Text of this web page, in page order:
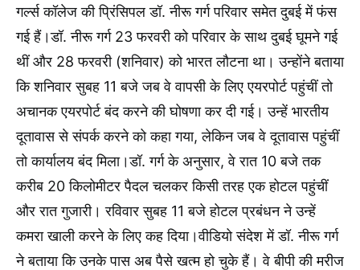
गर्ल्स कॉलेज की प्रिंसिपल डॉ. नीरू गर्ग परिवार समेत दुबई में फंस
गई हैं।डॉ. नीरू गर्ग 23 फरवरी को परिवार के साथ दुबई घूमने गई
थीं और 28 फरवरी (शनिवार) को भारत लौटना था। उन्होंने बताया
कि शनिवार सुबह 11 बजे जब वे वापसी के लिए एयरपोर्ट पहुंचीं तो
अचानक एयरपोर्ट बंद करने की घोषणा कर दी गई। उन्हें भारतीय
दूतावास से संपर्क करने को कहा गया, लेकिन जब वे दूतावास पहुंचीं
तो कार्यालय बंद मिला।डॉ. गर्ग के अनुसार, वे रात 10 बजे तक
करीब 20 किलोमीटर पैदल चलकर किसी तरह एक होटल पहुंचीं
और रात गुजारी। रविवार सुबह 11 बजे होटल प्रबंधन ने उन्हें
कमरा खाली करने के लिए कह दिया।वीडियो संदेश में डॉ. नीरू गर्ग
ने बताया कि उनके पास अब पैसे खत्म हो चुके हैं। वे बीपी की मरीज